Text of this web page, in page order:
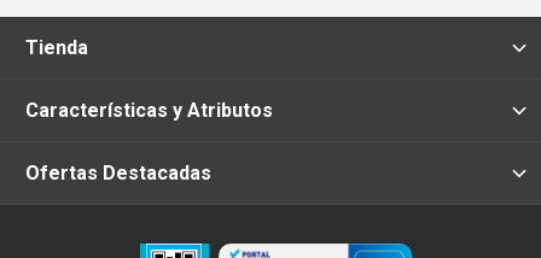
Tienda
Características y Atributos
Ofertas Destacadas